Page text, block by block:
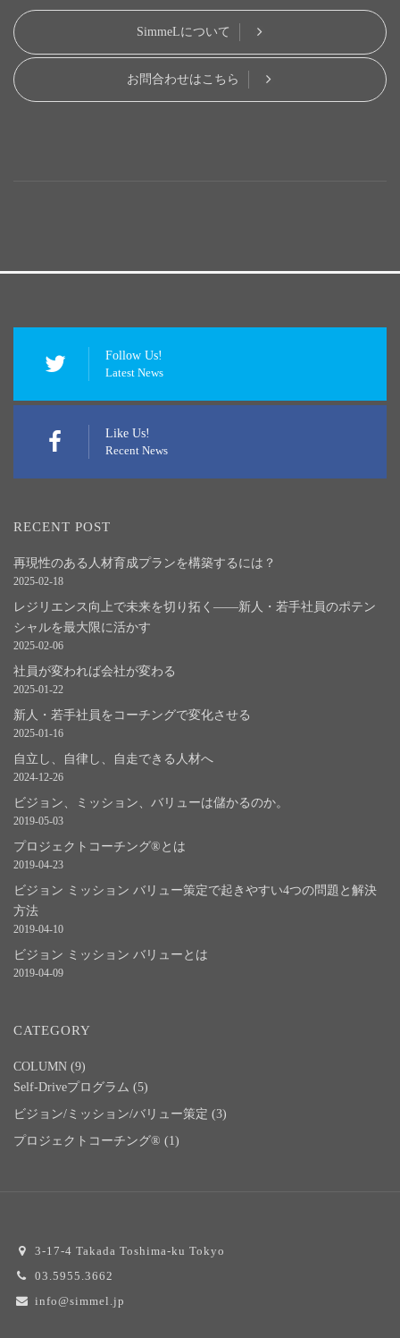
SimmeLについて
お問合わせはこちら
Follow Us!
Latest News
Like Us!
Recent News
RECENT POST
再現性のある人材育成プランを構築するには？
2025-02-18
レジリエンス向上で未来を切り拓く――新人・若手社員のポテン
シャルを最大限に活かす
2025-02-06
社員が変われば会社が変わる
2025-01-22
新人・若手社員をコーチングで変化させる
2025-01-16
自立し、自律し、自走できる人材へ
2024-12-26
ビジョン、ミッション、バリューは儲かるのか。
2019-05-03
プロジェクトコーチング®とは
2019-04-23
ビジョン ミッション バリュー策定で起きやすい4つの問題と解決
方法
2019-04-10
ビジョン ミッション バリューとは
2019-04-09
CATEGORY
COLUMN (9)
Self-Driveプログラム (5)
ビジョン/ミッション/バリュー策定 (3)
プロジェクトコーチング® (1)
3-17-4 Takada Toshima-ku Tokyo
03.5955.3662
info@simmel.jp